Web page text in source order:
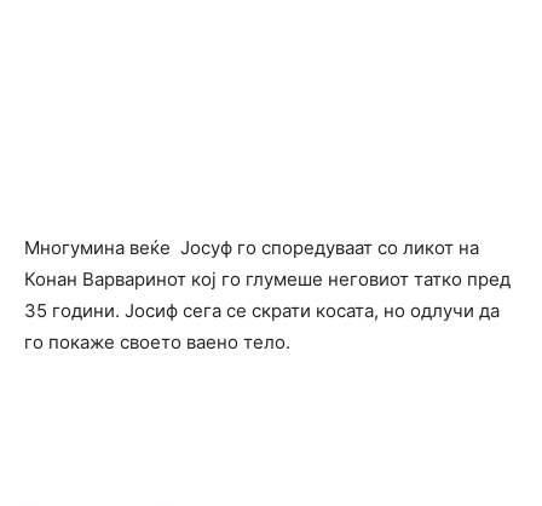
Mногумина веќе Јосуф го споредуваат со ликот на
Конан Варваринот кој го глумеше неговиот татко пред
35 години. Јосиф сега се скрати косата, но одлучи да
го покаже своето ваено тело.